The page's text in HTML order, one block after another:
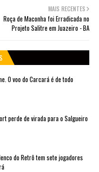
MAIS RECENTES
Roça de Maconha foi Erradicada no
Projeto Salitre em Juazeiro - BA
O voo do Carcará é de todo
perde de virada para o Salgueiro
do Retrô tem sete jogadores